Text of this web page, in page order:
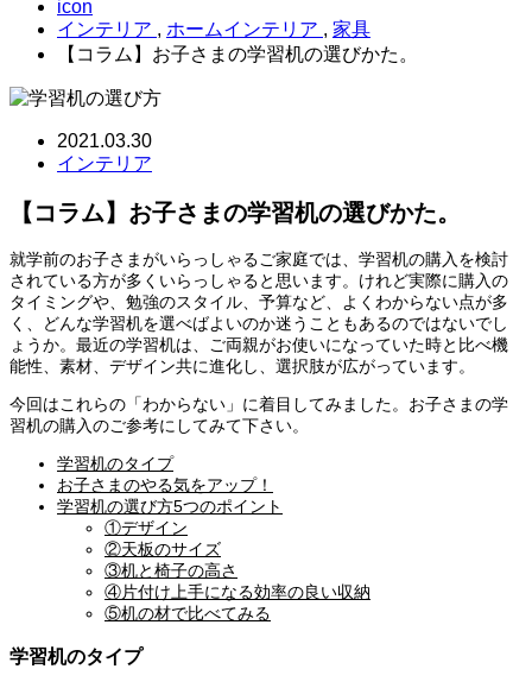
icon
インテリア , ホームインテリア , 家具
【コラム】お子さまの学習机の選びかた。
2021.03.30
インテリア
【コラム】お子さまの学習机の選びかた。
就学前のお子さまがいらっしゃるご家庭では、学習机の購入を検討
されている方が多くいらっしゃると思います。けれど実際に購入の
タイミングや、勉強のスタイル、予算など、よくわからない点が多
く、どんな学習机を選べばよいのか迷うこともあるのではないでし
ょうか。最近の学習机は、ご両親がお使いになっていた時と比べ機
能性、素材、デザイン共に進化し、選択肢が広がっています。
今回はこれらの「わからない」に着目してみました。お子さまの学
習机の購入のご参考にしてみて下さい。
学習机のタイプ
お子さまのやる気をアップ！
学習机の選び方5つのポイント
①デザイン
②天板のサイズ
③机と椅子の高さ
④片付け上手になる効率の良い収納
⑤机の材で比べてみる
学習机のタイプ